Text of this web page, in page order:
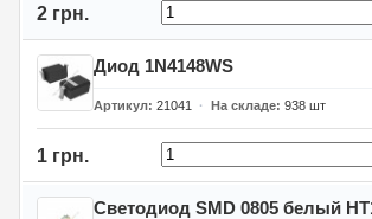
2 грн.
Диод 1N4148WS
Артикул 21041 На складе 938 шт
1 грн.
Светодиод SMD 0805 белый